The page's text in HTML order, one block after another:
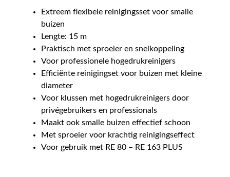
Extreem flexibele reinigingsset voor smalle
buizen
Lengte: 15 m
Praktisch met sproeier en snelkoppeling
Voor professionele hogedrukreinigers
Efficiënte reinigingset voor buizen met kleine
diameter
Voor klussen met hogedrukreinigers door
privégebruikers en professionals
Maakt ook smalle buizen effectief schoon
Met sproeier voor krachtig reinigingseffect
Voor gebruik met RE 80 – RE 163 PLUS